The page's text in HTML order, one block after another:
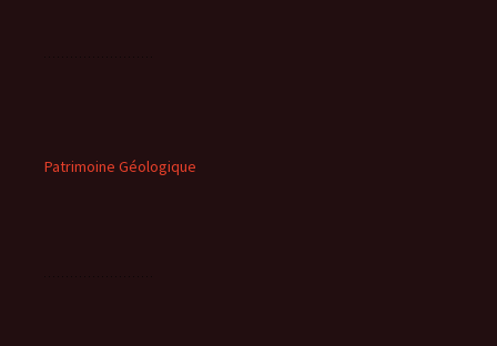
Patrimoine Géologique